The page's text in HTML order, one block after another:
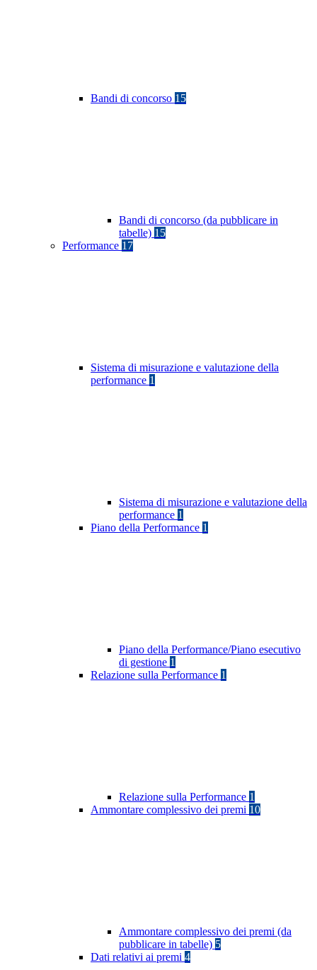
Bandi di concorso 15
Bandi di concorso (da pubblicare in
tabelle) 15
Performance 17
Sistema di misurazione e valutazione della
performance 1
Sistema di misurazione e valutazione della
performance 1
Piano della Performance 1
Piano della Performance/Piano esecutivo
di gestione 1
Relazione sulla Performance 1
Relazione sulla Performance 1
Ammontare complessivo dei premi 10
Ammontare complessivo dei premi (da
pubblicare in tabelle) 5
Dati relativi ai premi 4